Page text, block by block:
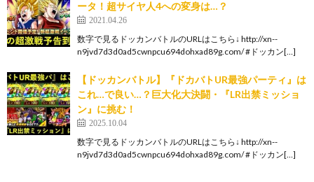
ータ！超サイヤ人4への変身は…？
2021.04.26
数字で見るドッカンバトルのURLはこちら↓ http://xn--
n9jvd7d3d0ad5cwnpcu694dohxad89g.com/ #ドッカン[…]
【ドッカンバトル】『ドカバトUR最強パーティ』は
これ…で良い…？巨大化大決闘・『LR出禁ミッショ
ン』に挑む！
2025.10.04
数字で見るドッカンバトルのURLはこちら↓ http://xn--
n9jvd7d3d0ad5cwnpcu694dohxad89g.com/ #ドッカン[…]